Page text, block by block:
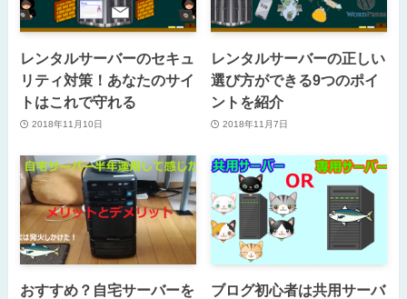
レンタルサーバーのセキュ
リティ対策！あなたのサイ
トはこれで守れる
2018年11月10日
レンタルサーバーの正しい
選び方ができる9つのポイ
ントを紹介
2018年11月7日
おすすめ？自宅サーバーを
ブログ初心者は共用サーバ